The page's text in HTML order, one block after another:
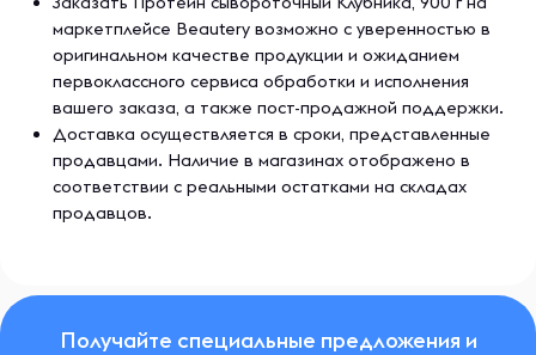
маркетплейсе Beautery возможно с уверенностью в
оригинальном качестве продукции и ожиданием
первоклассного сервиса обработки и исполнения
вашего заказа, а также пост-продажной поддержки.
Доставка осуществляется в сроки, представленные
продавцами. Наличие в магазинах отображено в
соответствии с реальными остатками на складах
продавцов.
Получайте специальные предложения и